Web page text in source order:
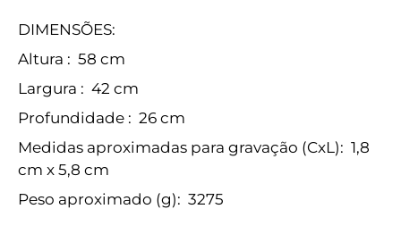
DIMENSÕES:
Altura : 58 cm
Largura : 42 cm
Profundidade : 26 cm
Medidas aproximadas para gravação (CxL): 1,8
cm x 5,8 cm
Peso aproximado (g): 3275